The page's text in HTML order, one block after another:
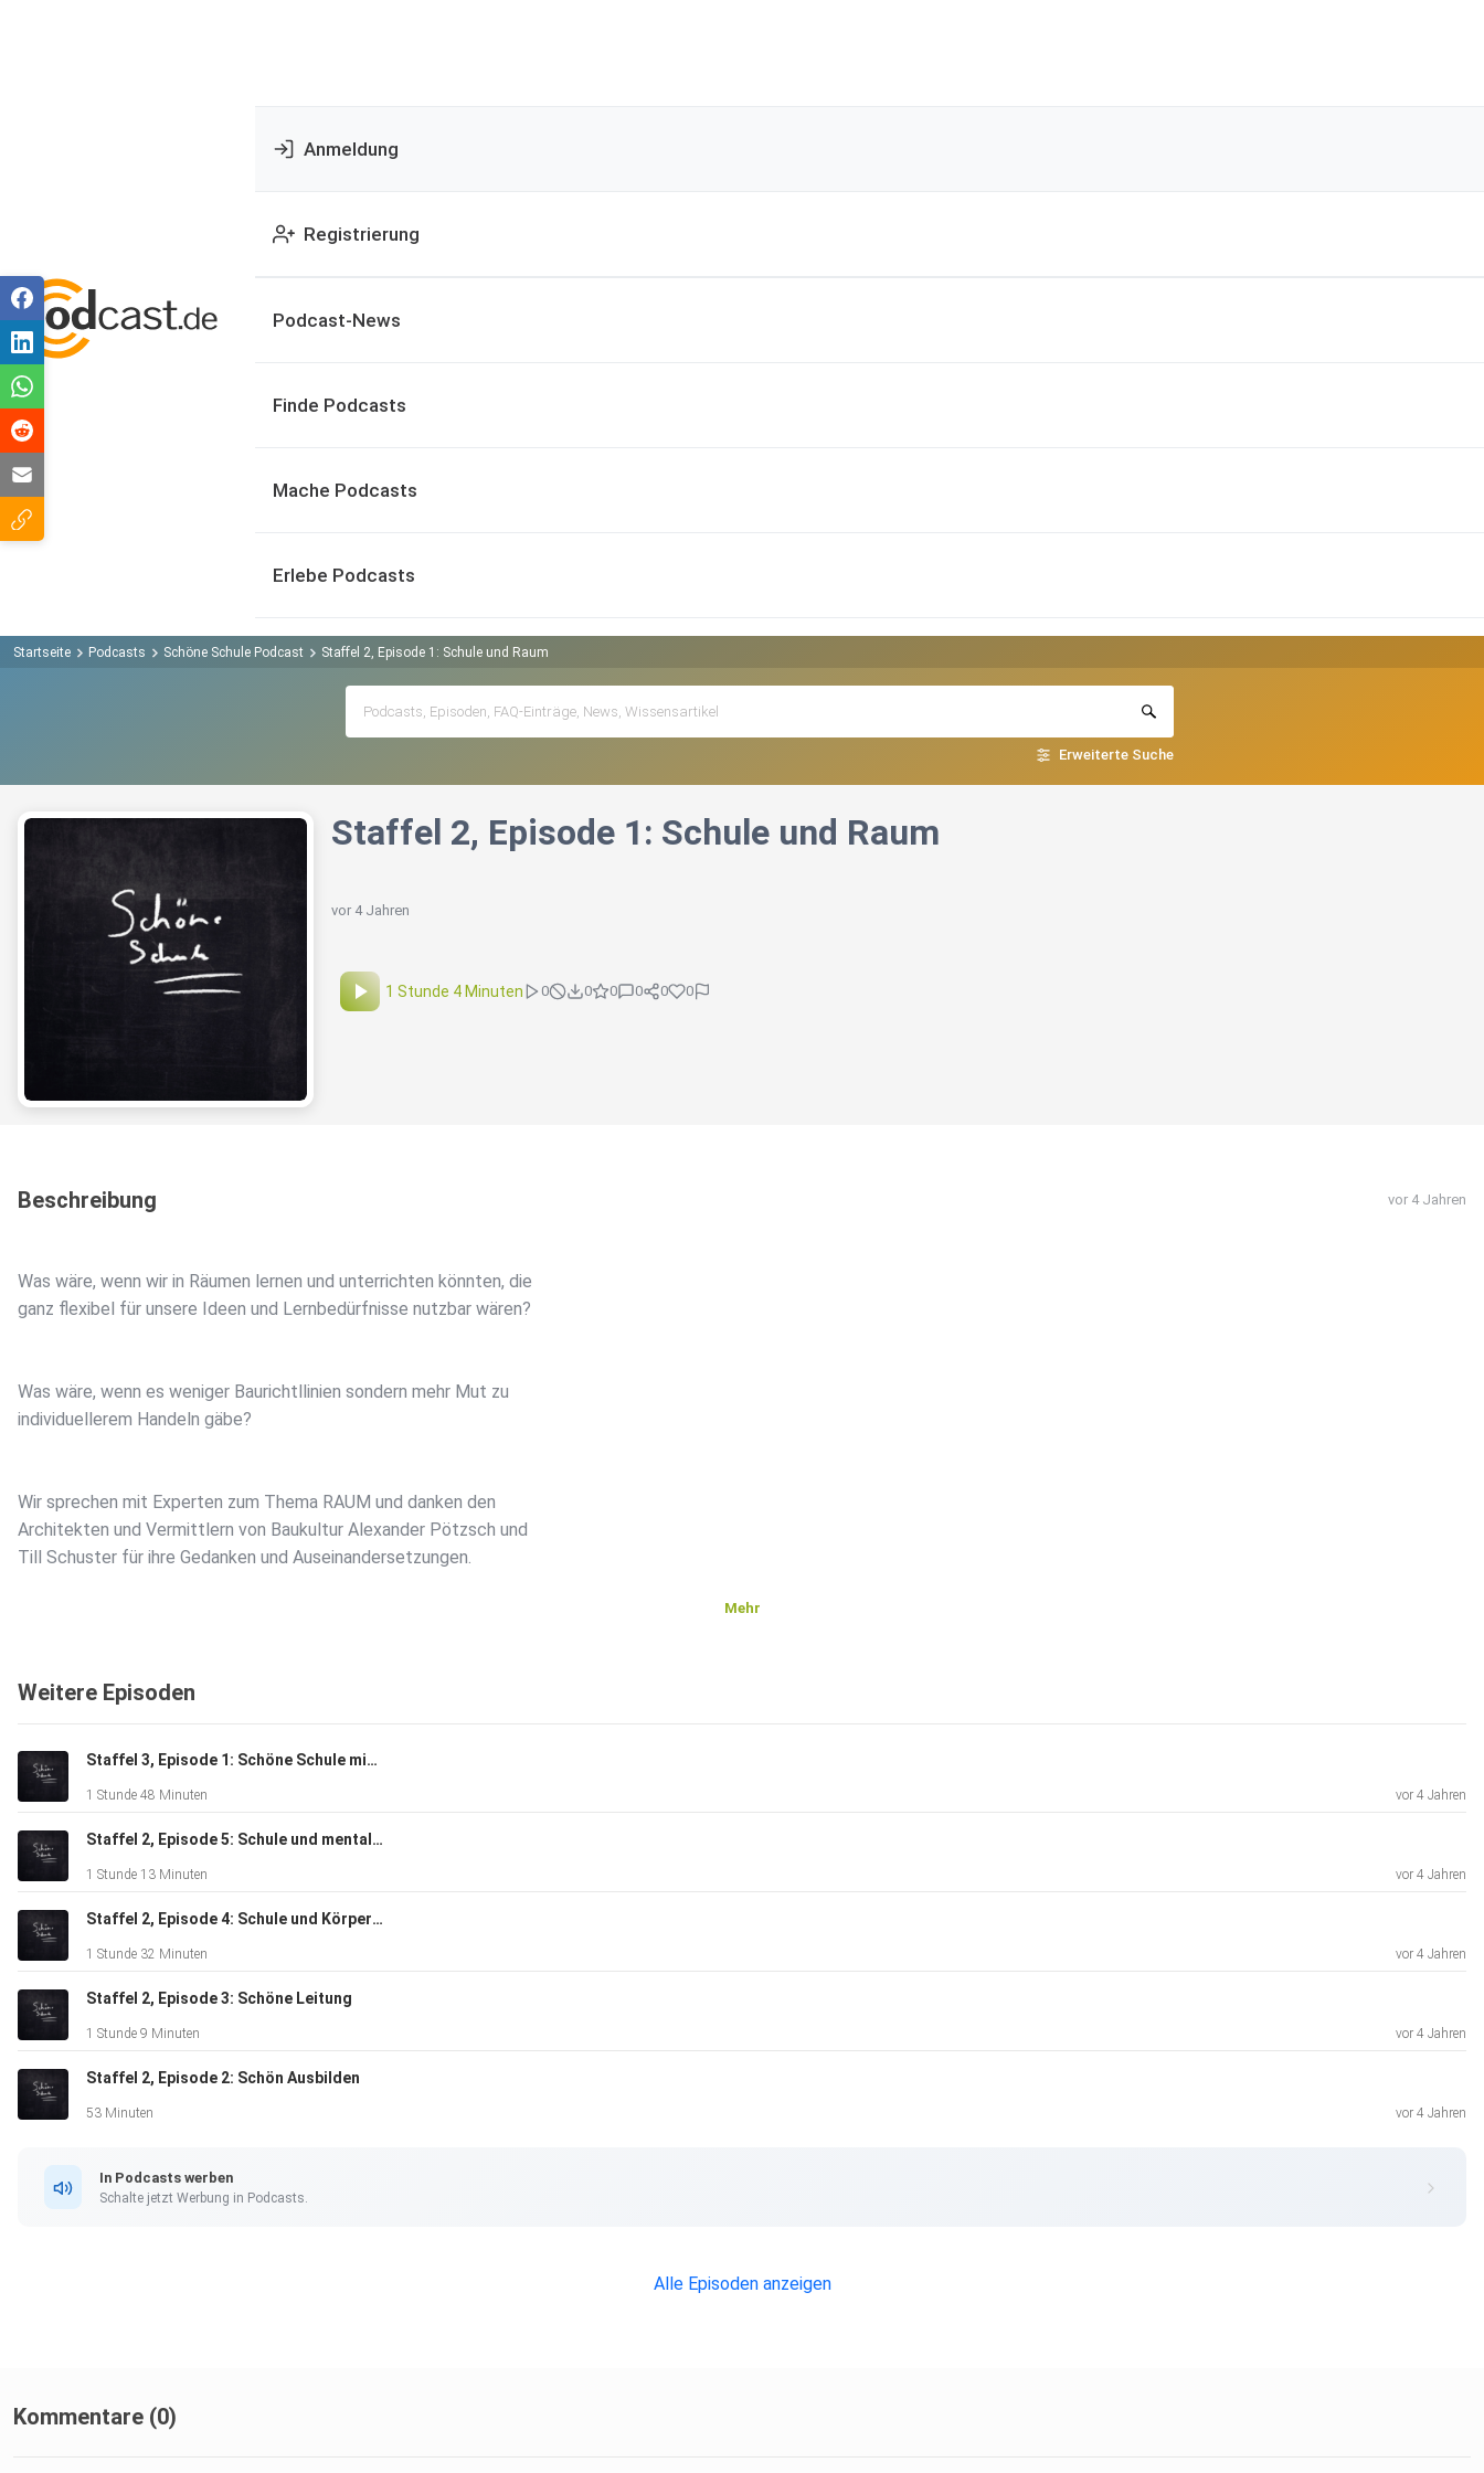
Anmeldung
Registrierung
Podcast-News
Finde Podcasts
Mache Podcasts
Erlebe Podcasts
Startseite Podcasts Schöne Schule Podcast Staffel 2, Episode 1: Schule und Raum
Erweiterte Suche
Staffel 2, Episode 1: Schule und Raum
vor 4 Jahren
1 Stunde 4 Minuten 0 0 0 0 0 0
Beschreibung vor 4 Jahren
Was wäre, wenn wir in Räumen lernen und unterrichten könnten, die
ganz flexibel für unsere Ideen und Lernbedürfnisse nutzbar wären?
Was wäre, wenn es weniger Baurichtllinien sondern mehr Mut zu
individuellerem Handeln gäbe?
Wir sprechen mit Experten zum Thema RAUM und danken den
Architekten und Vermittlern von Baukultur Alexander Pötzsch und
Till Schuster für ihre Gedanken und Auseinandersetzungen.
Mehr
Weitere Episoden
Staffel 3, Episode 1: Schöne Schule mit Schülern
1 Stunde 48 Minuten vor 4 Jahren
Staffel 2, Episode 5: Schule und mentale Gesundheit
1 Stunde 13 Minuten vor 4 Jahren
Staffel 2, Episode 4: Schule und Körperbildung
1 Stunde 32 Minuten vor 4 Jahren
Staffel 2, Episode 3: Schöne Leitung
1 Stunde 9 Minuten vor 4 Jahren
Staffel 2, Episode 2: Schön Ausbilden
53 Minuten vor 4 Jahren
In Podcasts werben
Schalte jetzt Werbung in Podcasts.
Alle Episoden anzeigen
Kommentare (0)